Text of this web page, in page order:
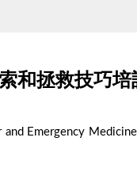
和拯救技巧培
Emergency